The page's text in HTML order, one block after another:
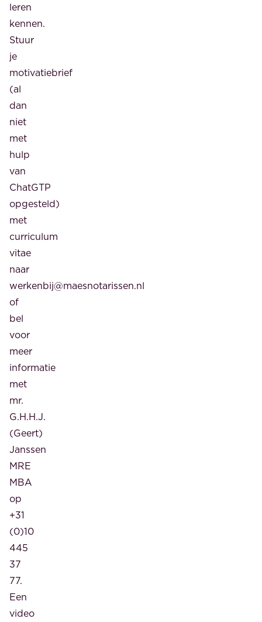
leren
kennen.
Stuur
je
motivatiebrief
(al
dan
niet
met
hulp
van
ChatGTP
opgesteld)
met
curriculum
vitae
naar
werkenbij@maesnotarissen.nl
of
bel
voor
meer
informatie
met
mr.
G.H.H.J.
(Geert)
Janssen
MRE
MBA
op
+31
(0)10
445
37
77.
Een
video